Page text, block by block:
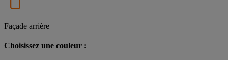
Façade arrière
Choisissez une couleur :